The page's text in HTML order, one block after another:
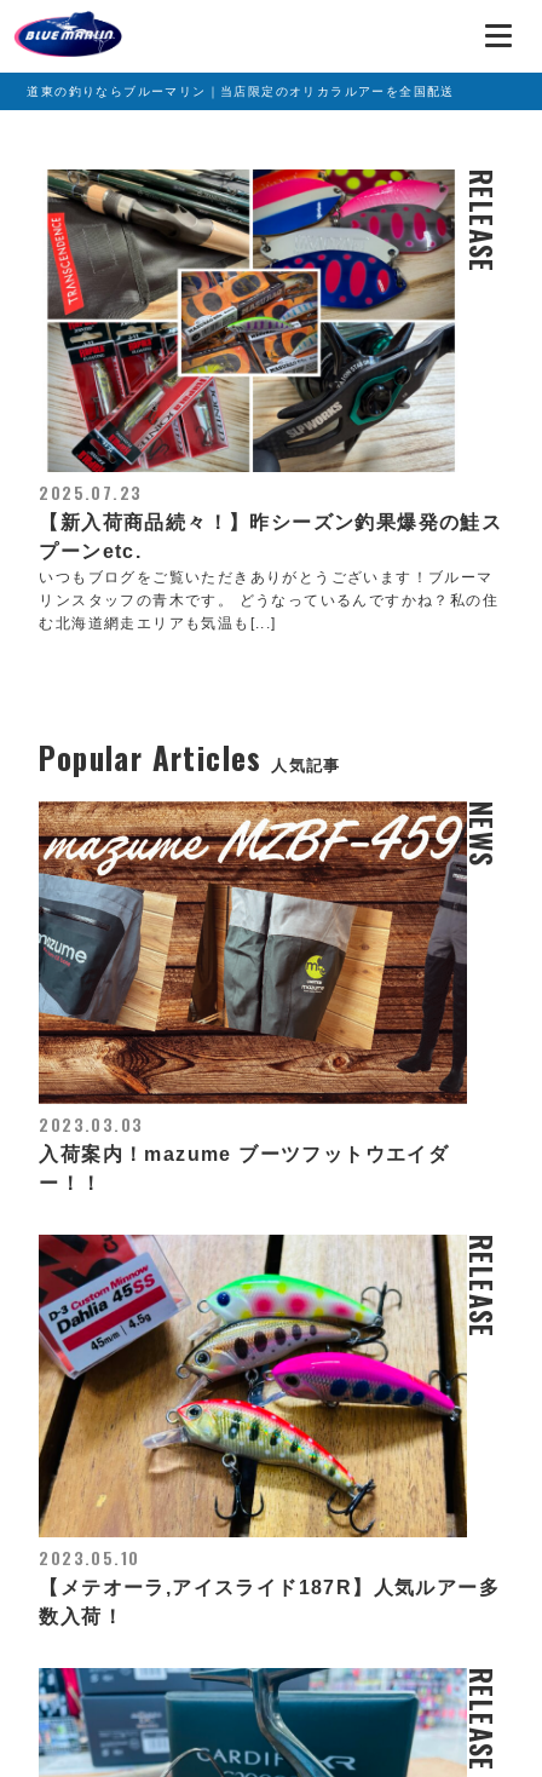
道東の釣りならブルーマリン｜当店限定のオリカラルアーを全国配送
RELEASE
2025.07.23
【新入荷商品続々！】昨シーズン釣果爆発の鮭ス
プーンetc.
いつもブログをご覧いただきありがとうございます！ブルーマ
リンスタッフの青木です。 どうなっているんですかね？私の住
む北海道網走エリアも気温も[...]
Popular Articles 人気記事
NEWS
2023.03.03
入荷案内！mazume ブーツフットウエイダ
ー！！
RELEASE
2023.05.10
【メテオーラ,アイスライド187R】人気ルアー多
数入荷！
RELEASE